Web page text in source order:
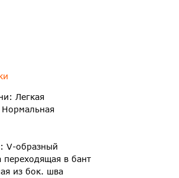
Легкая
Нормальная
V-образный
переходящая в бант
из бок. шва